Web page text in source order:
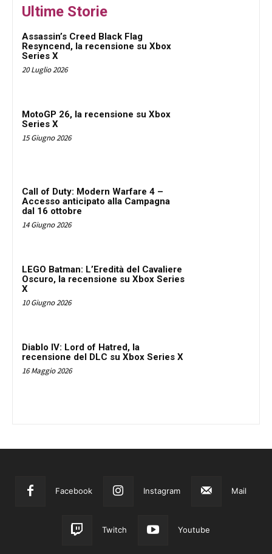
Ultime Storie
Assassin’s Creed Black Flag
Resyncend, la recensione su Xbox
Series X
20 Luglio 2026
MotoGP 26, la recensione su Xbox
Series X
15 Giugno 2026
Call of Duty: Modern Warfare 4 –
Accesso anticipato alla Campagna
dal 16 ottobre
14 Giugno 2026
LEGO Batman: L’Eredità del Cavaliere
Oscuro, la recensione su Xbox Series
X
10 Giugno 2026
Diablo IV: Lord of Hatred, la
recensione del DLC su Xbox Series X
16 Maggio 2026
Facebook Instagram Mail
Twitch Youtube